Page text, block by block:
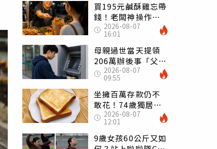
買195元鹹酥雞忘帶
錢！老闆神操作
「倒找5元」 全網
看哭：這就是台灣
2026-08-07
16:01
母親過世當天提領
206萬辦後事「父子
遭判刑」 律師：
搶錢先下手是罪
2026-08-07
09:55
坐擁百萬存款仍不
敢花！74歲獨居翁
「1餐只吃1片吐
司」 半年後暴瘦
嚇壞女兒
2026-08-07
12:01
9歲女孩60公斤又如